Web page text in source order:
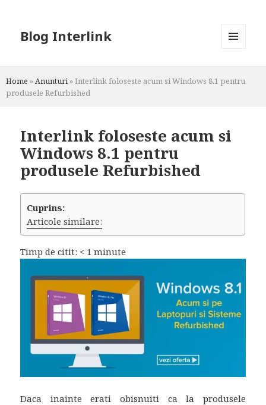
Blog Interlink
Home »Anunturi»Interlink foloseste acum si Windows 8.1 pentru
produsele Refurbished
Interlink foloseste acum si
Windows 8.1 pentru
produsele Refurbished
Cuprins:
Articole similare:
Timp de citit: < 1 minute
Daca inainte erati obisnuiti ca la produsele